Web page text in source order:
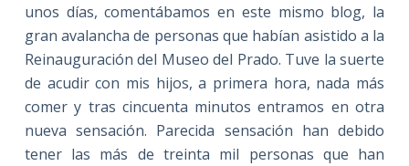
d
o
unos días, comentábamos en este mismo blog, la
gran avalancha de personas que habían asistido a la
Reinauguración del Museo del Prado. Tuve la suerte
de acudir con mis hijos, a primera hora, nada más
comer y tras cincuenta minutos entramos en otra
nueva sensación. Parecida sensación han debido
tener las más de treinta mil personas que han